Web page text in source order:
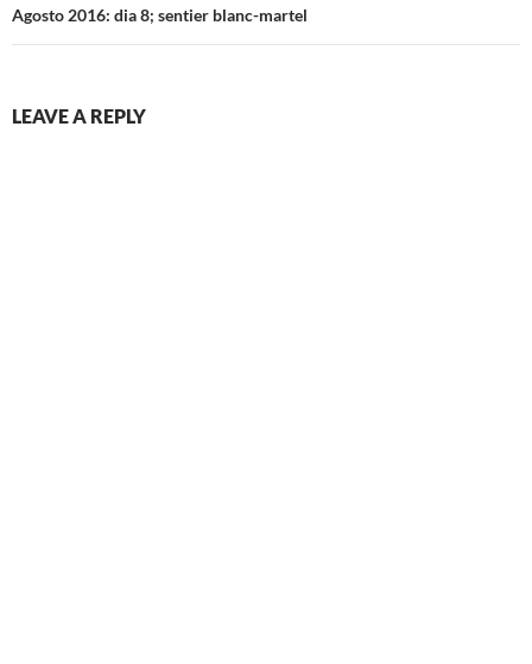
Agosto 2016: dia 8; sentier blanc-martel
LEAVE A REPLY